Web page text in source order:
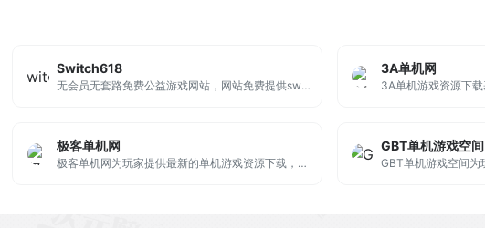
Switch618
无会员无套路免费公益游戏网站，网站免费提供switch游戏、pc游戏、switch金手指、模拟器大全等等资源攻略，而且网站干净无广告。
3A单机网
极客单机网
极客单机网为玩家提供最新的单机游戏资源下载，游戏、攻略、单机游戏资源、汉化资源、游戏补丁。极客单机网-分享最优质的单机游戏资源下载-角色扮演-动作冒险-休闲益智-动作游戏- 模拟经营-策略游戏-冒险解谜-射击游戏-恐怖冒险-游戏资源网站。找单机游戏资源就来极客单机游戏库！
GBT单机游戏空间